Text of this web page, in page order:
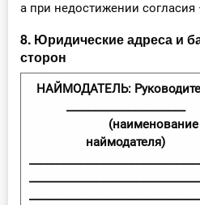
а при недостижении
8. Юридические адреса и
сторон
НАЙМОДАТЕЛЬ:
_____________________
(наименование
наймодателя)